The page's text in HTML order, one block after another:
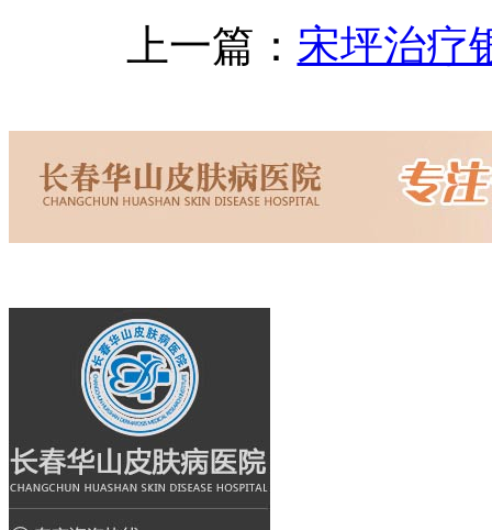
上一篇： 宋坪治疗